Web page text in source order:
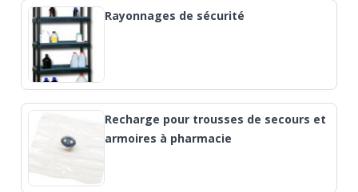
Rayonnages de sécurité
Recharge pour trousses de secours et
armoires à pharmacie